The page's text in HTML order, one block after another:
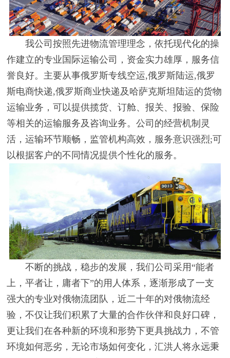
我公司按照先进物流管理理念，依托现代化的操
作建立的专业国际运输公司，资金实力雄厚，服务信
誉良好。主要从事俄罗斯专线空运,俄罗斯陆运,俄罗
斯电商快递,俄罗斯商业快递及哈萨克斯坦陆运的货物
运输业务，可以提供揽货、订舱、报关、报验、保险
等相关的运输服务及咨询业务。公司的经营机制灵
活，运输环节顺畅，监管机构高效，服务意识强烈;可
以根据客户的不同情况提供个性化的服务。
不断的挑战，稳步的发展，我们公司采用“能者
上，平者让，庸者下”的用人体系，逐渐形成了一支
强大的专业对俄物流团队，近二十年的对俄物流经
验，不仅让我们积累了大量的合作伙伴和良好口碑，
更让我们在各种新的环境和形势下更具挑战力，不管
环境如何恶劣，无论市场如何变化，汇洪人将永远秉